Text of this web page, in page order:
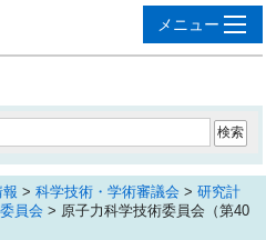
> 科学技術・学術審議会 > 研究計
員会 > 原子力科学技術委員会（第40